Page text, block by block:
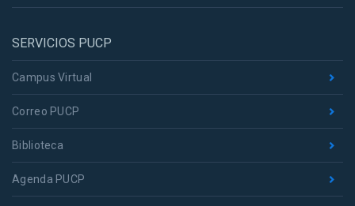
SERVICIOS PUCP
Campus Virtual
Correo PUCP
Biblioteca
Agenda PUCP